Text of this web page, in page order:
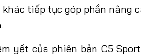
tiếp tục góp phần nâng
yết của phiên bản C5